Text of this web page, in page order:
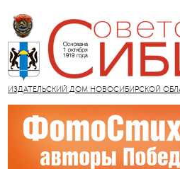
ИЗДАТЕЛЬСКИЙ ДОМ НОВОСИБИРСКОЙ